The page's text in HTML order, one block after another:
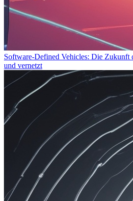
Software-Defined Vehicles: Die Zukunft
und vernetzt